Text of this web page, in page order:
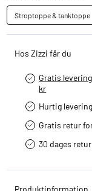
Stroptoppe & tanktoppe
Hos Zizzi får du
Gratis
kr
Hurtig
Gratis retur
30 dages
Produktinformation